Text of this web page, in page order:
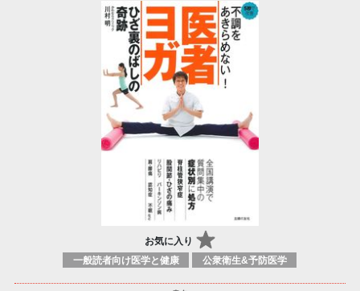
お気に入り
一般読者向け医学と健康 公衆衛生&予防医学